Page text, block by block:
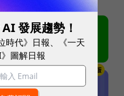
發展趨勢！
時代》日報、《一天
圖解日報